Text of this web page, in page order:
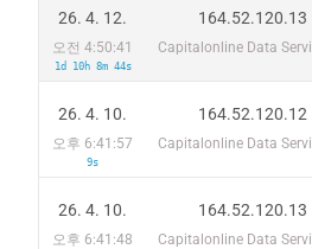
26. 4. 12.
오전 4:50:41
1d 10h 8m 44s
164.52.120.13
26. 4. 10.
오후 6:41:57
9s
164.52.120.12
26. 4. 10.
오후 6:41:48
164.52.120.13